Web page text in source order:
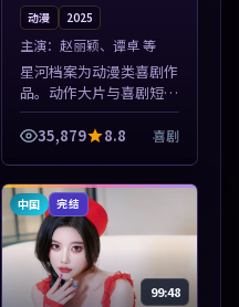
动漫 2025
主演： 赵丽颖、谭卓 等
星河档案为动漫类喜剧作
品。动作大片与喜剧短片
搭配推荐，亚洲影视高清
站，流畅不卡顿。本片围
片单。
35,879 8.8 喜剧
中国 完结
99:48